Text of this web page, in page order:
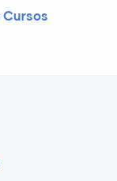
Cursos